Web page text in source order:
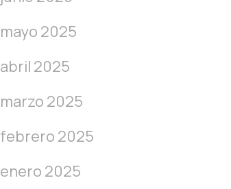
mayo 2025
abril 2025
marzo 2025
febrero 2025
enero 2025